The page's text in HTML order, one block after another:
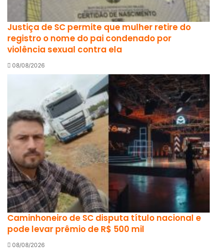
Justiça de SC permite que mulher retire do
registro o nome do pai condenado por
violência sexual contra ela
08/08/2026
Caminhoneiro de SC disputa título nacional e
pode levar prêmio de R$ 500 mil
08/08/2026